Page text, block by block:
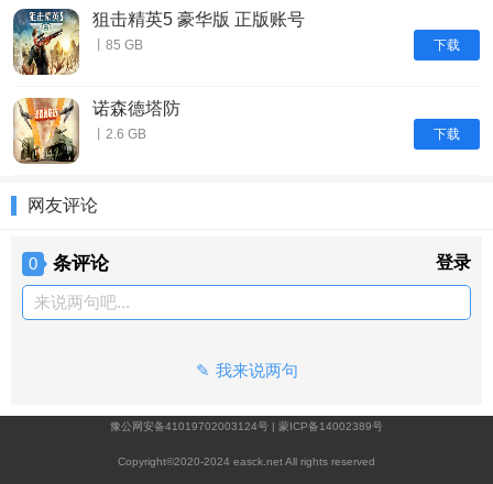
下载
狙击精英5 豪华版 正版账号
丨85 GB
下载
诺森德塔防
丨2.6 GB
网友评论
0 条评论 登录
来说两句吧...
我来说两句
豫公网安备41019702003124号 | 蒙ICP备14002389号
Copyright©2020-2024 easck.net All rights reserved